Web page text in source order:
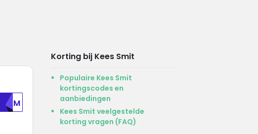
NTFM
Korting bij Kees Smit
Populaire Kees Smit
kortingscodes en
aanbiedingen
Kees Smit veelgestelde
korting vragen (FAQ)